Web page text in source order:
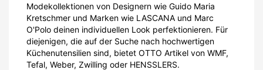
Modekollektionen von Designern wie Guido Maria
Kretschmer und Marken wie LASCANA und Marc
O'Polo deinen individuellen Look perfektionieren. Für
diejenigen, die auf der Suche nach hochwertigen
Küchenutensilien sind, bietet OTTO Artikel von WMF,
Tefal, Weber, Zwilling oder HENSSLERS.